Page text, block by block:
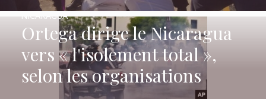
Ortega dirige le Nicaragua
vers « l'isolement total »,
selon les organisations
NICARAGUA